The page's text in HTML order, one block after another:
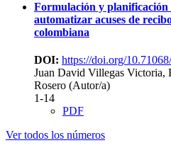
Formulación y planificación
automatizar acuses de
colombiana
DOI: https://doi.org/
Juan David Villegas Victoria,
Rosero (Autor/a)
1-14
PDF
Ver todos los números